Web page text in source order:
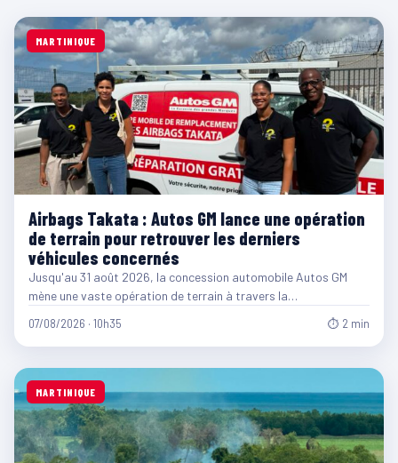
MARTINIQUE
Airbags Takata : Autos GM lance une opération
de terrain pour retrouver les derniers
véhicules concernés
Jusqu'au 31 août 2026, la concession automobile Autos GM
mène une vaste opération de terrain à travers la…
07/08/2026 · 10h35 ⏱ 2 min
MARTINIQUE